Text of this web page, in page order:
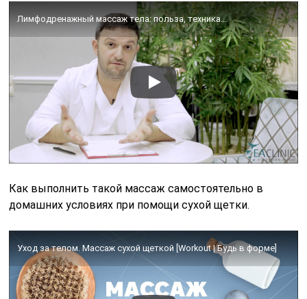
Лимфодренажный массаж тела: польза, техника…
Как выполнить такой массаж самостоятельно в
домашних условиях при помощи сухой щетки.
Уход за телом. Массаж сухой щеткой [Workout | Будь в форме]